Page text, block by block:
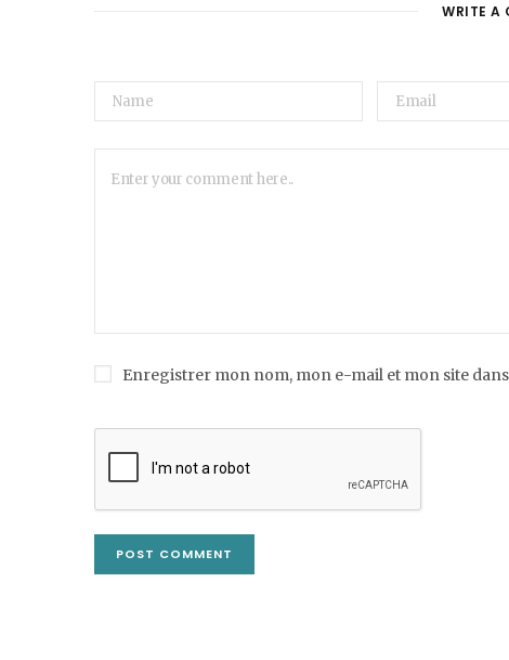
WRITE A
Enregistrer mon nom, mon e-mail et mon site